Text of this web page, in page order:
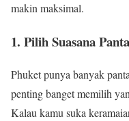
makin maksimal.
1. Pilih Suasana
Phuket punya banyak
penting banget memilih
Kalau kamu suka